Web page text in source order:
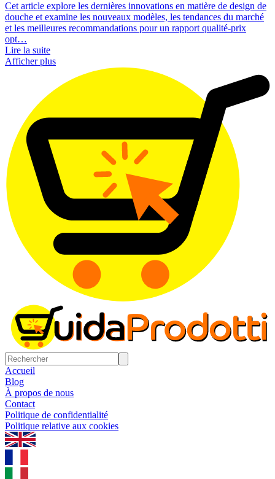
Cet article explore les dernières innovations en matière de design de
douche et examine les nouveaux modèles, les tendances du marché
et les meilleures recommandations pour un rapport qualité-prix
opt…
Lire la suite
Afficher plus
Accueil
Blog
À propos de nous
Contact
Politique de confidentialité
Politique relative aux cookies